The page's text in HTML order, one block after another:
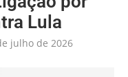
Lula
julho de 2026